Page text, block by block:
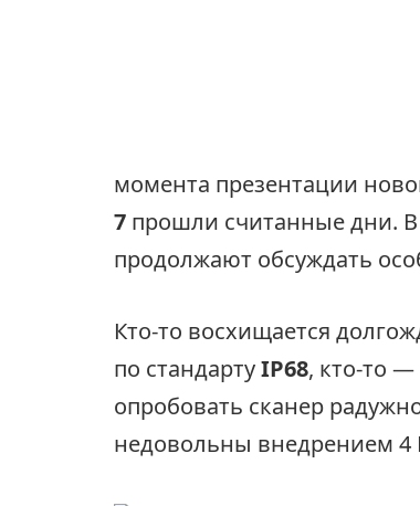
момента презентации
7 прошли считанные дни. В
продолжают обсуждать
Кто-то восхищается
по стандартуIP68, кто-то
опробовать сканер
недовольны внедрением 4